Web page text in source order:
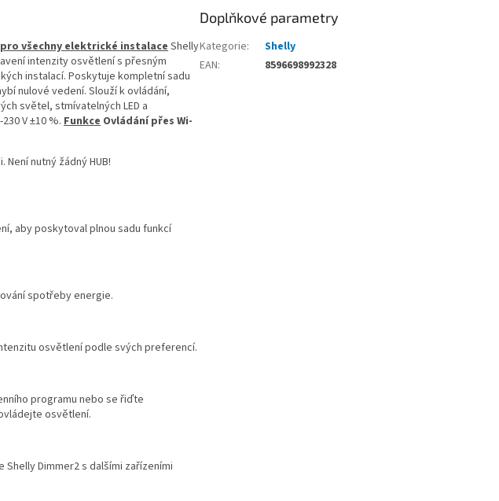
všechny elektrické instalaceShelly
intenzity osvětlení s přesným
instalací. Poskytuje kompletní sadu
nulové vedení. Slouží k ovládání,
světel, stmívatelných LED a
V ±10 %. Funkce Ovládání přes Wi-
nutný žádný HUB!
aby poskytoval plnou sadu funkcí
spotřeby energie.
osvětlení podle svých preferencí.
programu nebo se řiďte
osvětlení.
Dimmer2 s dalšími zařízeními
Doplňkové parametry
Kategorie:
Shelly
EAN: 8596698992328